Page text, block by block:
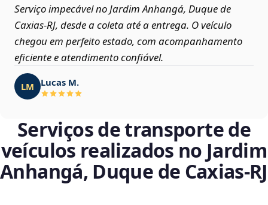
Serviço impecável no Jardim Anhangá, Duque de
Caxias‑RJ, desde a coleta até a entrega. O veículo
chegou em perfeito estado, com acompanhamento
eficiente e atendimento confiável.
LM Lucas M.
Serviços de transporte de
veículos realizados no Jardim
Anhangá, Duque de Caxias‑RJ